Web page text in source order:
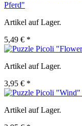
Pferd"
Artikel auf Lager.
5,49 € *
Artikel auf Lager.
3,95 € *
Artikel auf Lager.